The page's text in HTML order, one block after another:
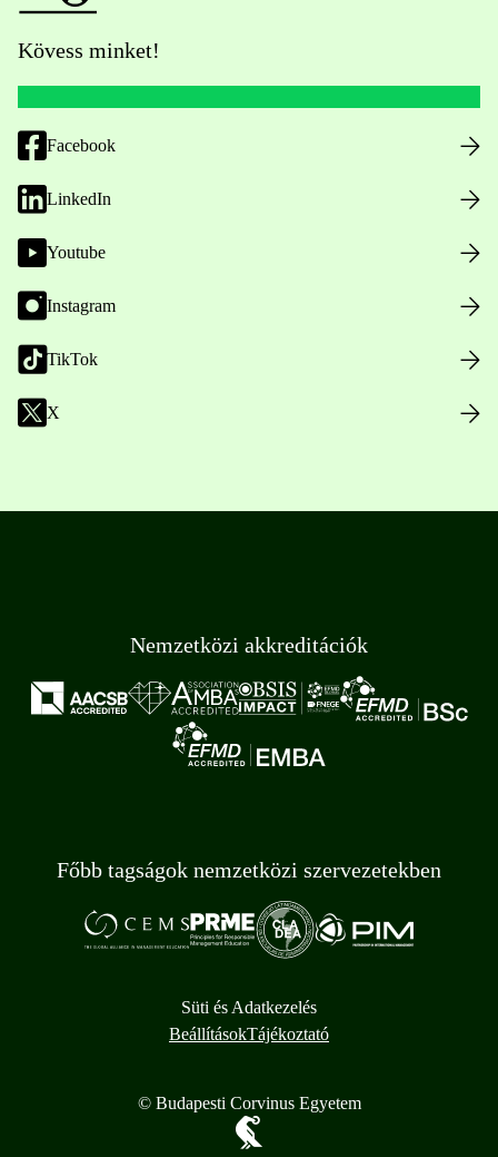
Kövess minket!
Facebook
LinkedIn
Youtube
Instagram
TikTok
X
Nemzetközi akkreditációk
Főbb tagságok nemzetközi szervezetekben
Süti és Adatkezelés
BeállításokTájékoztató
© Budapesti Corvinus Egyetem